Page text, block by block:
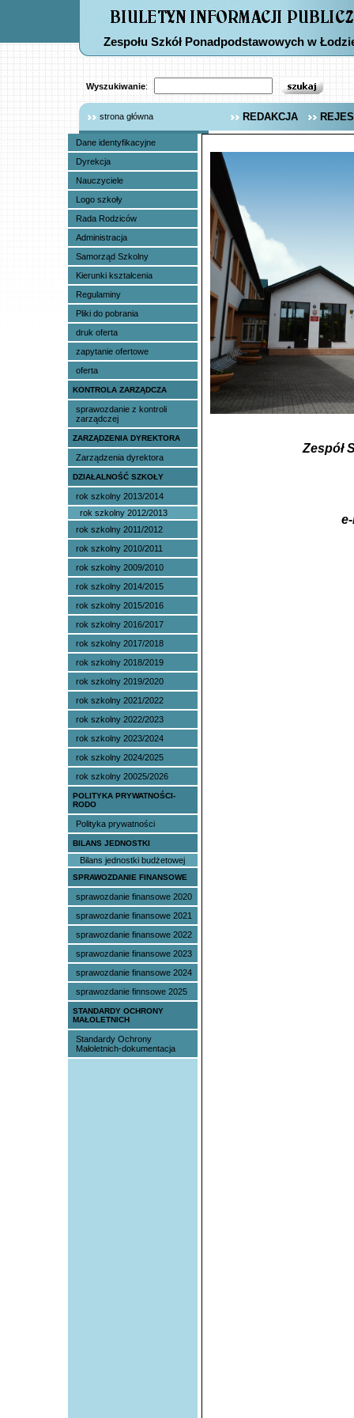
Zespołu Szkół Ponadpodstawowych w
Wyszukiwanie:
strona główna REDAKCJA
Dane identyfikacyjne
Dyrekcja
Nauczyciele
Logo szkoły
Rada Rodziców
Administracja
Samorząd Szkolny
Kierunki kształcenia
Regulaminy
Pliki do pobrania
druk oferta
zapytanie ofertowe
oferta
KONTROLA ZARZĄDCZA
sprawozdanie z kontroli
zarządczej
ZARZĄDZENIA DYREKTORA
Zarządzenia dyrektora
DZIAŁALNOŚĆ SZKOŁY
rok szkolny 2013/2014
rok szkolny 2012/2013
rok szkolny 2011/2012
rok szkolny 2010/2011
rok szkolny 2009/2010
rok szkolny 2014/2015
rok szkolny 2015/2016
rok szkolny 2016/2017
rok szkolny 2017/2018
rok szkolny 2018/2019
rok szkolny 2019/2020
rok szkolny 2021/2022
rok szkolny 2022/2023
rok szkolny 2023/2024
rok szkolny 2024/2025
rok szkolny 20025/2026
POLITYKA PRYWATNOŚCI-
RODO
Polityka prywatności
BILANS JEDNOSTKI
Bilans jednostki budżetowej
SPRAWOZDANIE FINANSOWE
sprawozdanie finansowe 2020
sprawozdanie finansowe 2021
sprawozdanie finansowe 2022
sprawozdanie finansowe 2023
sprawozdanie finansowe 2024
sprawozdanie finnsowe 2025
STANDARDY OCHRONY
MAŁOLETNICH
Standardy Ochrony
Małoletnich-dokumentacja
Zespół